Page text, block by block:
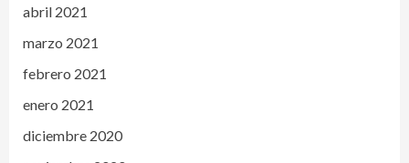
abril 2021
marzo 2021
febrero 2021
enero 2021
diciembre 2020